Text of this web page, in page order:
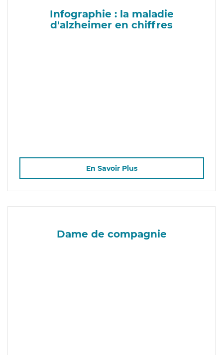
Infographie : la maladie
d'alzheimer en chiffres
En Savoir Plus
Dame de compagnie